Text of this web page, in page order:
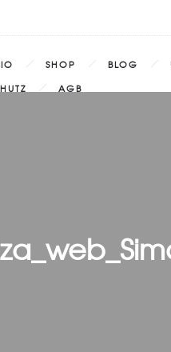
SHOP BLOG
AGB